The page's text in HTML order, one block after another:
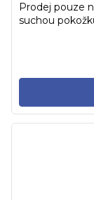
Prodej pouze
suchou